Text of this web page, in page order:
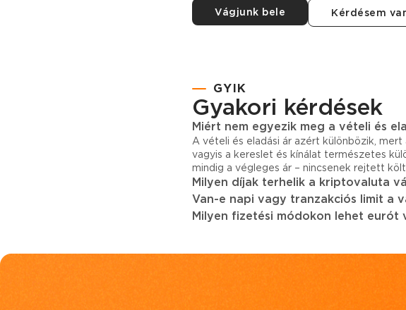
Vágjunk bele Kérdésem
GYIK
Gyakori kérdések
Miért nem egyezik meg a vételi és
A vételi és eladási ár azért különbözik,
vagyis a kereslet és kínálat természetes
mindig a végleges ár – nincsenek rejtett
Milyen díjak terhelik a kriptovaluta
Van-e napi vagy tranzakciós limit a
Milyen fizetési módokon lehet